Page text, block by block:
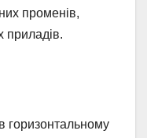
променів,
приладів.
горизонтальному